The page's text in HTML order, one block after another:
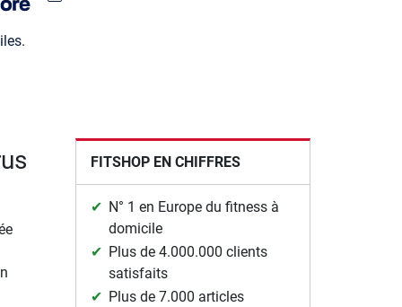
FITSHOP EN CHIFFRES
N° 1 en Europe du fitness à
domicile
Plus de 4.000.000 clients
satisfaits
Plus de 7.000 articles